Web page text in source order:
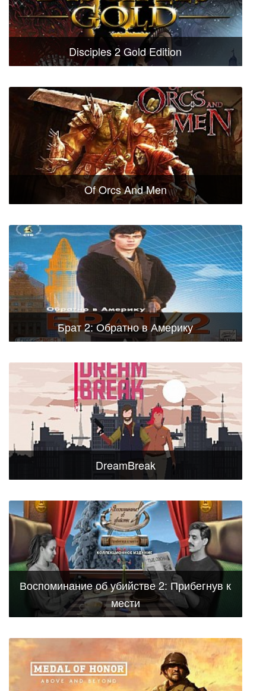
Disciples 2 Gold Edition
Of Orcs And Men
Брат 2: Обратно в Америку
DreamBreak
Воспоминание об убийстве 2: Прибегнув к
мести